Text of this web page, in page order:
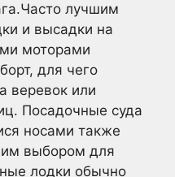
лучшим
и высадки на
моторами
для чего
веревок или
Посадочные суда
носами также
выбором для
лодки обычно